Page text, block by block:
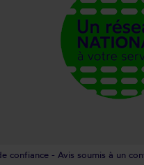
confiance - Avis soumis à un